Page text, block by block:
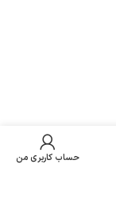
حساب کاربری من